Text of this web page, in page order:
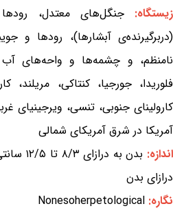
زیستگاه:جنگل‌های معتدل،
(دربرگیرنده‌ی آبشارها)، رودها و
نامنظم، و چشمه‌ها و واحه‌های آب
فلوریدا، جورجیا، کنتاکی، مریلند،
کارولینای جنوبی، تنسی، ویرجینیای
آمریکا در شرق آمریکای شمالی
اندازه:
بدن به
درازای بدن
نگاره: Nonesoherpetological